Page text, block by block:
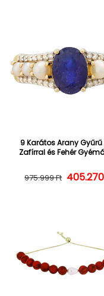
9 Karátos Arany
Zafírral és Fehér
975.999 Ft